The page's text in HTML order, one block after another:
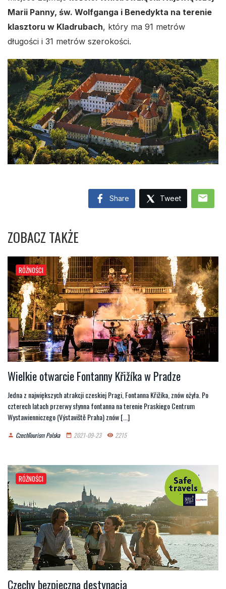
Marii Panny, św. Wolfganga i Benedykta na terenie
klasztoru w Kladrubach, który ma 91 metrów
długości i 31 metrów szerokości.
Share Tweet mail
ZOBACZ TAKŻE
RÓŻNOŚCI
Wielkie otwarcie Fontanny Křižíka w Pradze
Jedna z największych atrakcji czeskiej Pragi, Fontanna Křižíka, znów ożyła. Po
czterech latach przerwy słynna fontanna na terenie Praskiego Centrum
Wystawienniczego (Výstaviště Praha) znów [...]
person CzechTourism Polska date_range 2021-09-23 remove_red_eye 2215
RÓŻNOŚCI
Czechy bezpieczną destynacją